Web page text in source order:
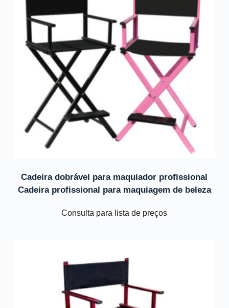
Cadeira dobrável para maquiador profissional
Cadeira profissional para maquiagem de beleza
Consulta para lista de preços